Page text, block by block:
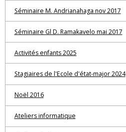
Séminaire M. Andrianahaga nov 2017
Séminaire Gl D. Ramakavelo mai 2017
Activités enfants 2025
Stagiaires de l'Ecole d'état-major 2024
Noël 2016
Ateliers informatique